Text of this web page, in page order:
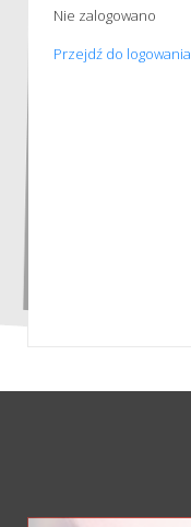
Nie zalogowano
Przejdź do logowania